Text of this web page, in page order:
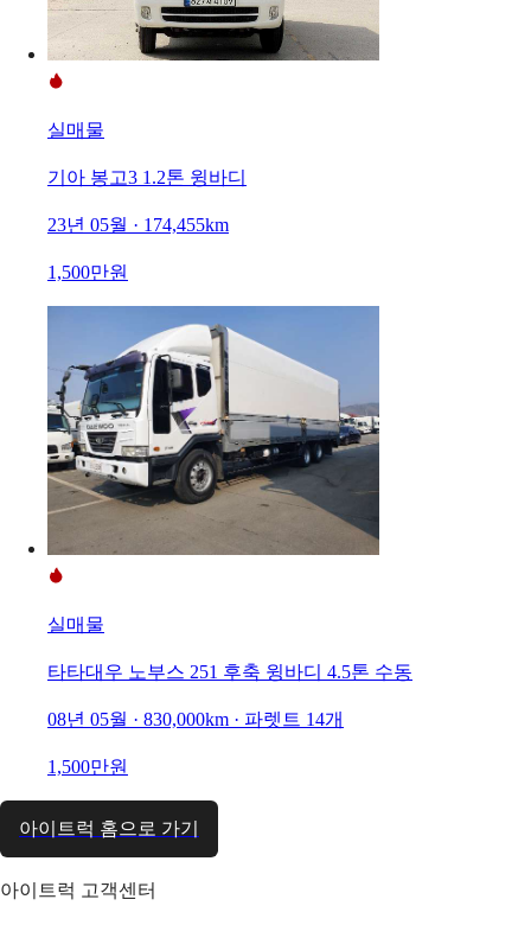
실매물
기아 봉고3 1.2톤 윙바디
23년 05월 · 174,455km
1,500만원
실매물
타타대우 노부스 251 후축 윙바디 4.5톤 수동
08년 05월 · 830,000km · 파렛트 14개
1,500만원
아이트럭 홈으로 가기
아이트럭 고객센터